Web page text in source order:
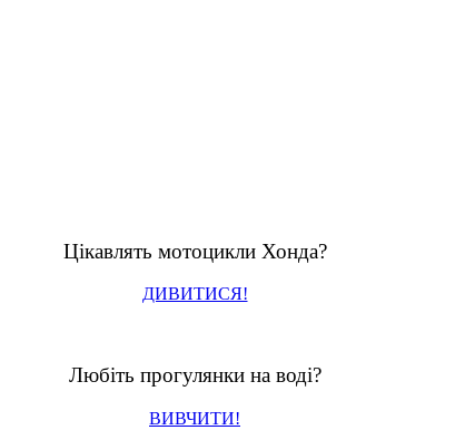
Цікавлять мотоцикли Хонда?
ДИВИТИСЯ!
Любіть прогулянки на воді?
ВИВЧИТИ!